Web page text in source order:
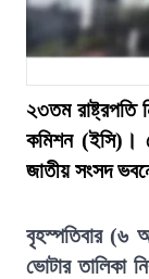
২৩তম রাষ্ট্রপতি
কমিশন (ইসি)।
জাতীয় সংসদ
বৃহস্পতিবার (৬
ভোটার তালিকা